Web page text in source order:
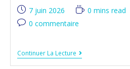
7 juin 2026 0 mins read
0 commentaire
Continuer La Lecture